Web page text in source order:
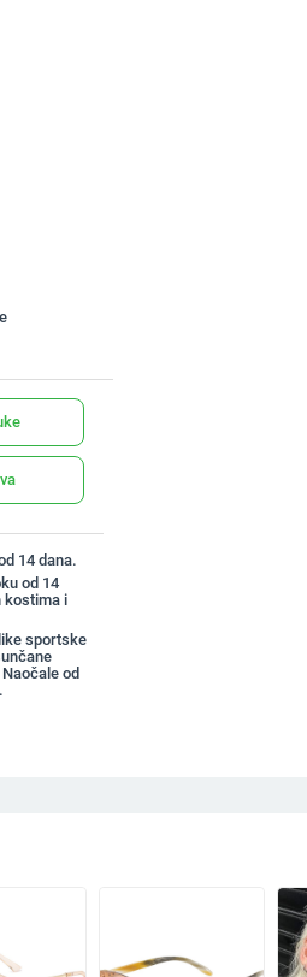
14 dana.
od 14
kostima i
sportske
od